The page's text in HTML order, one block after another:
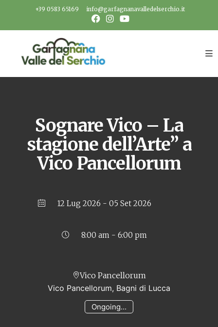
+39 0583 65169 info@garfagnanavalledelserchio.it
Sognare Vico – La
stagione dell’Arte” a
Vico Pancellorum
12 Lug 2026 - 05 Set 2026
Ongoing...
8:00 am - 6:00 pm
Vico Pancellorum
Vico Pancellorum, Bagni di Lucca